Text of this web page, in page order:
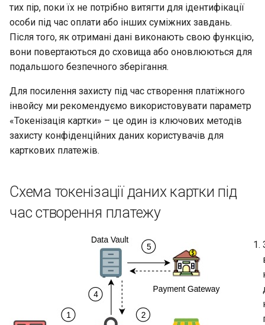
и
я
и
а
Безпека
Питання та відповіді
Глосарій
Тестування
Колекції Postman
Домени та IP адреси
тих пір, поки їх не потрібно витягти для ідентифікації
особи під час оплати або інших суміжних завдань.
Після того, як отримані дані виконають свою функцію,
вони повертаються до сховища або оновлюються для
подальшого безпечного зберігання.
Для посилення захисту під час створення платіжного
інвойсу ми рекомендуємо використовувати параметр
«Токенізація картки» – це один із ключових методів
захисту конфіденційних даних користувачів для
карткових платежів.
Схема токенізації даних картки під
час створення платежу